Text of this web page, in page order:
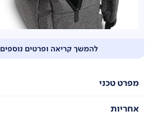
להמשך קריאה ופרטים נוספים
מפרט טכני
אחריות